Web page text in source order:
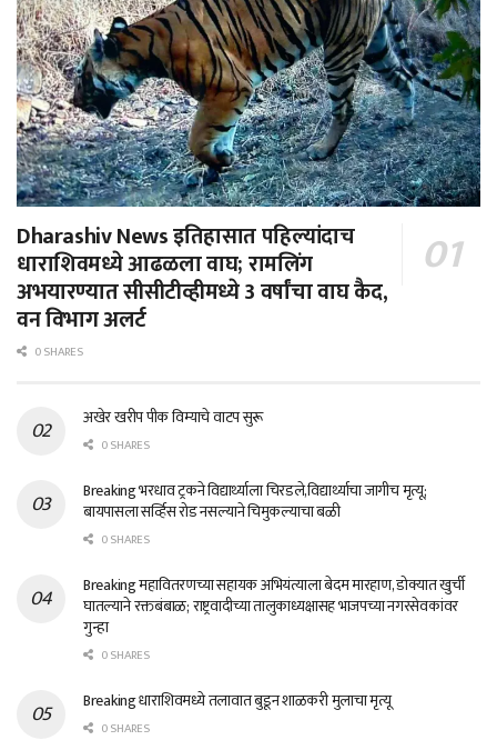
Dharashiv News इतिहासात पहिल्यांदाच
धाराशिवमध्ये आढळला वाघ; रामलिंग
अभयारण्यात सीसीटीव्हीमध्ये 3 वर्षांचा वाघ कैद,
वन विभाग अलर्ट
0 SHARES
अखेर खरीप पीक विम्याचे वाटप सुरू
0 SHARES
Breaking भरधाव ट्रकने विद्यार्थ्याला चिरडले,विद्यार्थ्याचा जागीच मृत्यू;
बायपासला सर्व्हिस रोड नसल्याने चिमुकल्याचा बळी
0 SHARES
Breaking महावितरणच्या सहायक अभियंत्याला बेदम मारहाण, डोक्यात खुर्ची
घातल्याने रक्तबंबाळ; राष्ट्रवादीच्या तालुकाध्यक्षासह भाजपच्या नगरसेवकांवर
गुन्हा
0 SHARES
Breaking धाराशिवमध्ये तलावात बुडून शाळकरी मुलाचा मृत्यू
0 SHARES